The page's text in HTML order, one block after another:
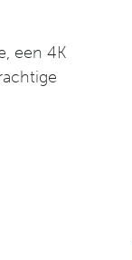
een 4K